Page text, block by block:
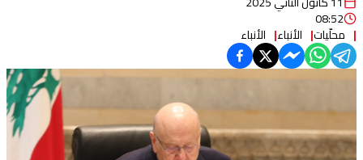
آراء
فيديو
مواقف
وليد جنبلاط
الحزب
08:52
محلّيات الأنباء الأنباء